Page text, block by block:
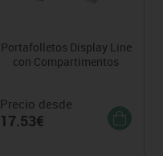
Portafolletos Display Line
con Compartimentos
Precio desde
17.53€